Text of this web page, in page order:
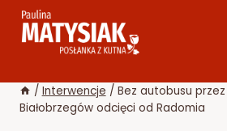
Przejdź
/ Interwencje / Bez autobusu
Białobrzegów odcięci od Radomia